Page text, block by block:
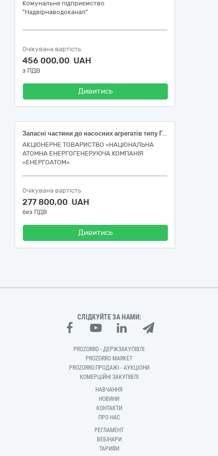
Комунальне підприємство
"Надвірнаводоканал"
Очікувана вартість
456 000,00 UAH
з ПДВ
Дивитись
Запасні частини до насосних агрегатів типу ГЦН-195М
АКЦІОНЕРНЕ ТОВАРИСТВО «НАЦІОНАЛЬНА
АТОМНА ЕНЕРГОГЕНЕРУЮЧА КОМПАНІЯ
«ЕНЕРГОАТОМ»
Очікувана вартість
277 800,00 UAH
без ПДВ
Дивитись
СЛІДКУЙТЕ ЗА НАМИ:
PROZORRO - ДЕРЖЗАКУПІВЛІ
PROZORRO MARKET
PROZORRO.ПРОДАЖІ - АУКЦІОНИ
КОМЕРЦІЙНІ ЗАКУПІВЛІ
НАВЧАННЯ
НОВИНИ
КОНТАКТИ
ПРО НАС
РЕГЛАМЕНТ
ВЕБІНАРИ
ТАРИФИ